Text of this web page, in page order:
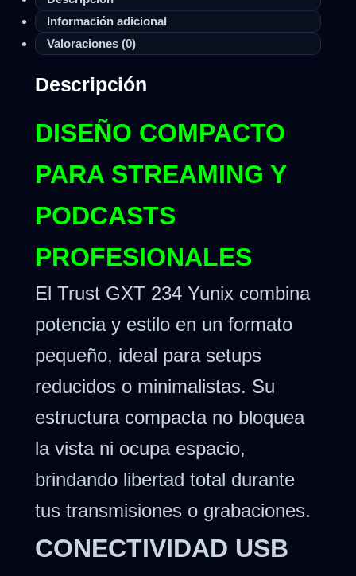
Información adicional
Valoraciones (0)
Descripción
DISEÑO COMPACTO
PARA STREAMING Y
PODCASTS
PROFESIONALES
El Trust GXT 234 Yunix combina
potencia y estilo en un formato
pequeño, ideal para setups
reducidos o minimalistas. Su
estructura compacta no bloquea
la vista ni ocupa espacio,
brindando libertad total durante
tus transmisiones o grabaciones.
CONECTIVIDAD USB